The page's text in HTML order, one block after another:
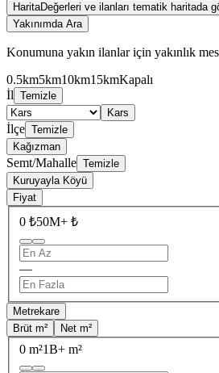
HaritaDeğerleri ve ilanları tematik haritada
Yakınımda Ara
Konumuna yakın ilanlar için yakınlık
0.5km5km10km15kmKapalı
İl Temizle
Kars
İlçe Temizle
Kağızman
Semt/Mahalle Temizle
Kuruyayla Köyü
Fiyat
0 ₺50M+ ₺
—
Metrekare
Brüt m²
Net m²
0 m²1B+ m²